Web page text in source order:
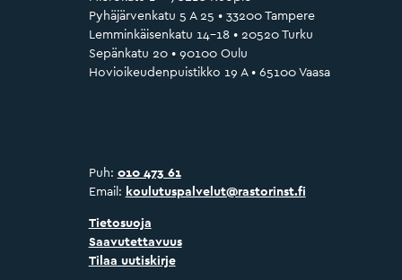
Pyhäjärvenkatu 5 A 25 • 33200 Tampere
Lemminkäisenkatu 14–18 • 20520 Turku
Sepänkatu 20 • 90100 Oulu
Hovioikeudenpuistikko 19 A • 65100 Vaasa
Puh: 010 473 61
Email: koulutuspalvelut@rastorinst.fi
Tietosuoja
Saavutettavuus
Tilaa uutiskirje